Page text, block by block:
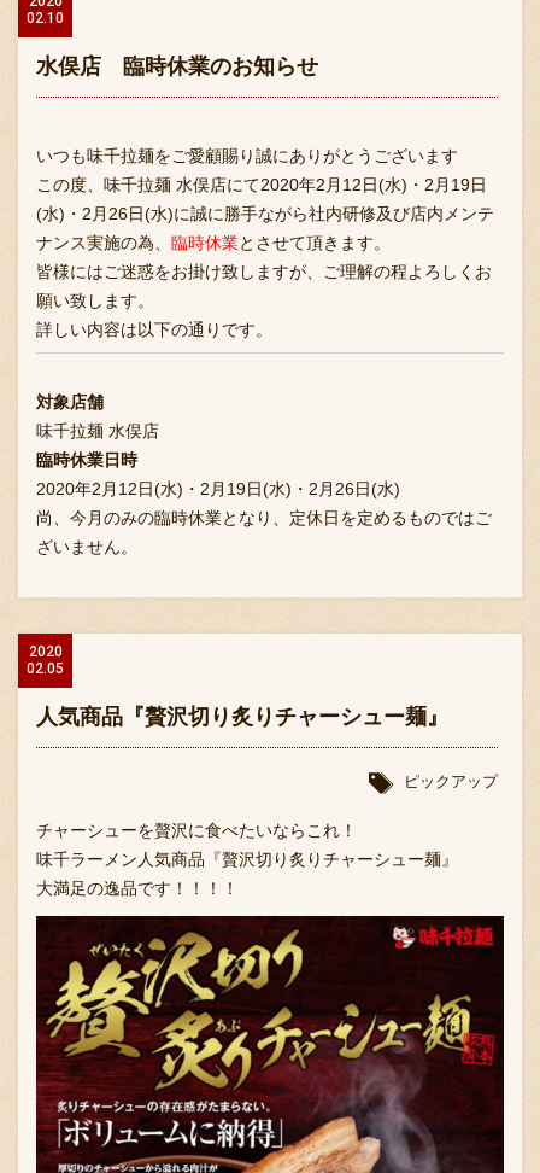
〒869-1107 熊本県菊池郡菊陽町辛川448
TEL:096-349-2222
FAX:096-349-2288
02.10
水俣店 臨時休業のお知らせ
いつも味千拉麺をご愛顧賜り誠にありがとうございます
この度、味千拉麺 水俣店にて2020年2月12日(水)・2月19日
(水)・2月26日(水)に誠に勝手ながら社内研修及び店内メンテ
ナンス実施の為、 臨時休業とさせて頂きます。
皆様にはご迷惑をお掛け致しますが、ご理解の程よろしくお
願い致します。
詳しい内容は以下の通りです。
対象店舗
味千拉麺 水俣店
臨時休業日時
2020年2月12日(水)・2月19日(水)・2月26日(水)
尚、今月のみの臨時休業となり、定休日を定めるものではご
ざいません。
2020
02.05
人気商品『贅沢切り炙りチャーシュー麺』
ピックアップ
チャーシューを贅沢に食べたいならこれ！
味千ラーメン人気商品『贅沢切り炙りチャーシュー麺』
大満足の逸品です！！！！